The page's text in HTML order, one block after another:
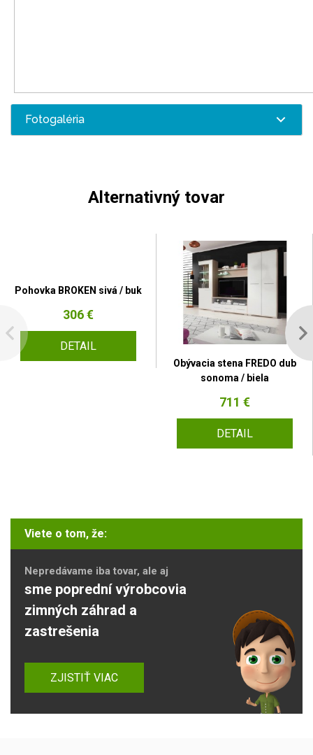
Fotogaléria
Alternativný tovar
Pohovka BROKEN sivá / buk
306 €
DETAIL
Obývacia stena FREDO dub
sonoma / biela
711 €
DETAIL
Viete o tom, že:
Nepredávame iba tovar, ale aj
sme poprední výrobcovia
zimných záhrad a
zastrešenia
ZJISTIŤ VIAC